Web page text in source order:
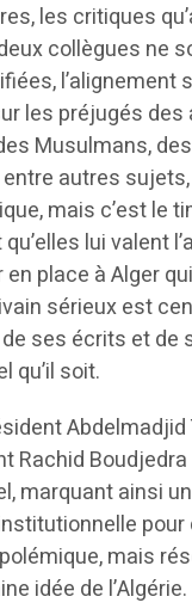
les critiques
collègues ne
l’alignement
les préjugés des
Musulmans,
autres
mais c’est le
lui valent
place à Alger
sérieux est
ses écrits et de
qu’il soit.
Abdelmadjid
Rachid
marquant ainsi
pour
mais
idée de l’Algérie.